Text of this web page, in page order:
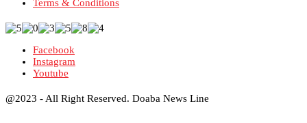
Terms & Conditions
Facebook
Instagram
Youtube
@2023 - All Right Reserved. Doaba News Line